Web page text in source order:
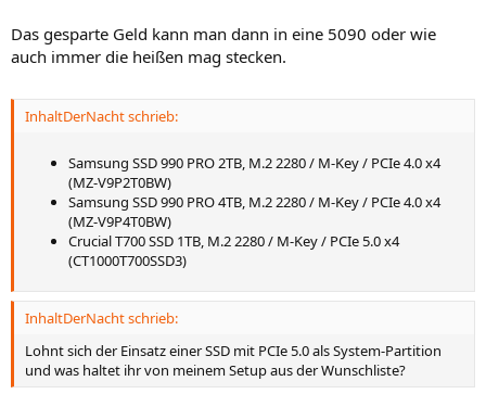
Das gesparte Geld kann man dann in eine 5090 oder wie
auch immer die heißen mag stecken.
InhaltDerNacht schrieb:
Samsung SSD 990 PRO 2TB, M.2 2280 / M-Key / PCIe 4.0 x4
(MZ-V9P2T0BW)
Samsung SSD 990 PRO 4TB, M.2 2280 / M-Key / PCIe 4.0 x4
(MZ-V9P4T0BW)
Crucial T700 SSD 1TB, M.2 2280 / M-Key / PCIe 5.0 x4
(CT1000T700SSD3)
InhaltDerNacht schrieb:
Lohnt sich der Einsatz einer SSD mit PCIe 5.0 als System-Partition
und was haltet ihr von meinem Setup aus der Wunschliste?